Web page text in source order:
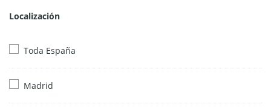
Localización
Toda España
Madrid